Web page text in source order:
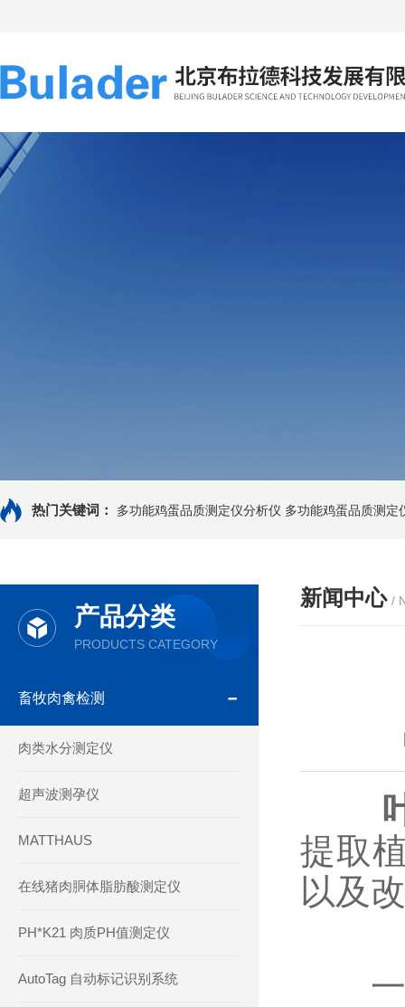
热门关键词： 多功能鸡蛋品质测定仪分析仪 多功能鸡蛋品质测定
产品分类
PRODUCTS CATEGORY
畜牧肉禽检测
肉类水分测定仪
超声波测孕仪
MATTHAUS
在线猪肉胴体脂肪酸测定仪
PH*K21 肉质PH值测定仪
AutoTag 自动标记识别系统
新闻中心 /
提取
以及
一